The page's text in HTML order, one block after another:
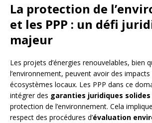
La protection de
et les PPP : un défi
majeur
Les projets d’énergies renouvelables, bien
l’environnement, peuvent avoir des
écosystèmes locaux. Les PPP dans ce
intégrer des garanties juridiques solides
protection de l’environnement. Cela
respect des procédures d’évaluation